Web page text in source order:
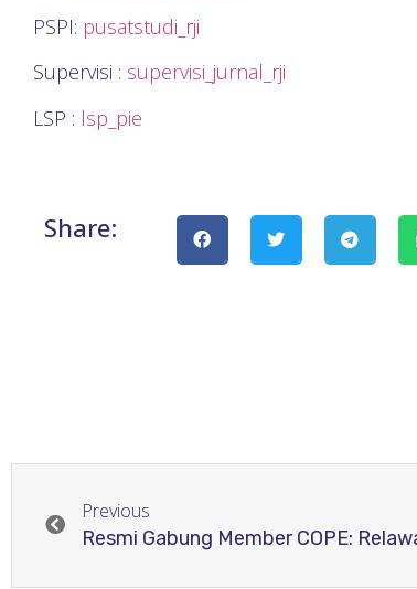
PSPI: pusatstudi_rji
Supervisi : supervisi_jurnal_rji
LSP : lsp_pie
Share:
Previous